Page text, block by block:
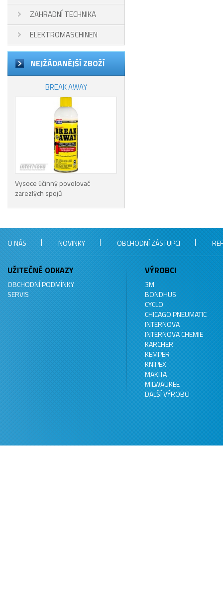
ZAHRADNÍ TECHNIKA
ELEKTROMASCHINEN
NEJŽÁDANĚJŠÍ ZBOŽÍ
BREAK AWAY
Vysoce účinný povolovač
zarezlých spojů
O NÁS NOVINKY OBCHODNÍ ZÁSTUPCI
UŽITEČNÉ ODKAZY
OBCHODNÍ PODMÍNKY
SERVIS
VÝROBCI
3M
BONDHUS
CYCLO
CHICAGO PNEUMATIC
INTERNOVA
INTERNOVA CHEMIE
KARCHER
KEMPER
KNIPEX
MAKITA
MILWAUKEE
DALŠÍ VÝROBCI